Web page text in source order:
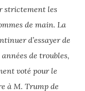
strictement les
de main. La
d’essayer de
de troubles,
voté pour le
à M. Trump de